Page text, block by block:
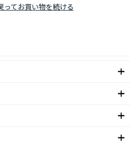
ってお買い物を続ける